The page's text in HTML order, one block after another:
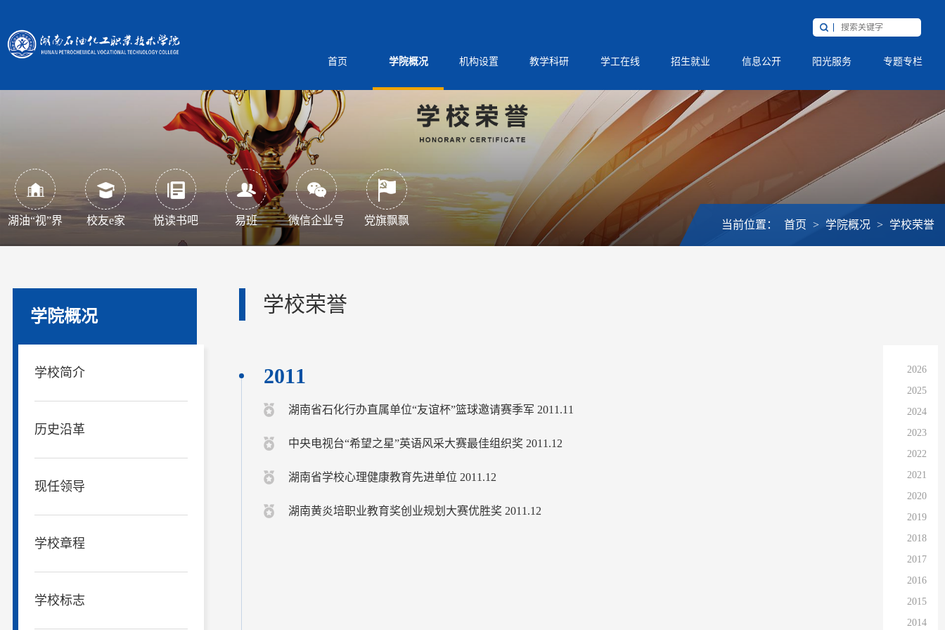
首页 学院概况 机构设置 教学科研 学工在线 招生就业 信息公开 阳光服务 专题专栏
湖油“视”界 校友e家 悦读书吧 易班 微信企业号 党旗飘飘 当前位置： 首页 > 学院概况 > 学校荣誉
学院概况
学校简介
历史沿革
现任领导
学校章程
学校标志
学校荣誉
2011
湖南省石化行办直属单位“友谊杯”篮球邀请赛季军 2011.11
中央电视台“希望之星”英语风采大赛最佳组织奖 2011.12
湖南省学校心理健康教育先进单位 2011.12
湖南黄炎培职业教育奖创业规划大赛优胜奖 2011.12
2026
2025
2024
2023
2022
2021
2020
2019
2018
2017
2016
2015
2014